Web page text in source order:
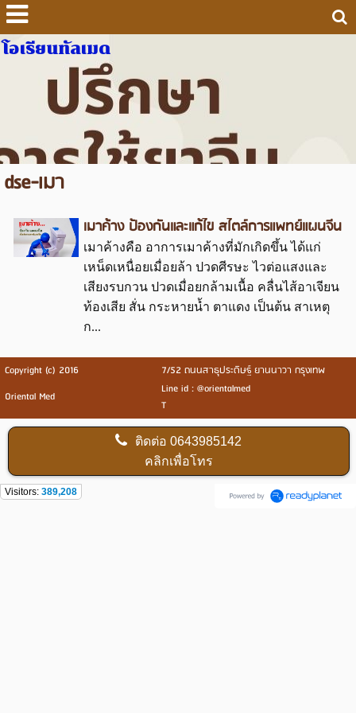
โอเรียนทัลเมด
dse-เมา
เมาค้าง ป้องกันและแก้ไข สไตล์การแพทย์แผนจีน
เมาค้างคือ อาการเมาค้างที่มักเกิดขึ้น ได้แก่
เหน็ดเหนื่อยเมื่อยล้า ปวดศีรษะ ไวต่อแสงและ
เสียงรบกวน ปวดเมื่อยกล้ามเนื้อ คลื่นไส้อาเจียน
ท้องเสีย สั่น กระหายน้ำ ตาแดง เป็นต้น สาเหตุ
ก...
Copyright (c) 2016
7/52 ถนนสาธุประดิษฐ์ ยานนาวา กรุงเทพ
Oriental Med
Line id : @orientalmed
T
ติดต่อ0643985142
คลิกเพื่อโทร
Visitors: 389,208